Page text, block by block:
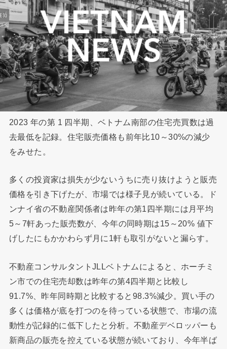
2023 年の第 1 四半期、ベトナム南部の住宅売買数は過
去最低を記録。住宅販売価格も前年比10～30%の減少
をみせた。
多くの投資家は損失が少ないうちに売り抜けようと販売
価格を引き下げたが、市場では様子見が続いている。ド
ンナイ省の不動産関係者は昨年の第1四半期には月平均
5～7軒あった販売数が、今年の同時期は15～20% 値下
げしたにもかかわらず月に1軒も取引がないと漏らす。
不動産コンサルタントJLLベトナムによると、ホーチミ
ン市での住宅売却数は昨年の第4四半期と比較し
91.7%、昨年同時期と比較すると98.3%減少。買い手の
多くは価格が底を打つのを待っている状態で、市場の流
動性が記録的に低下したと分析。不動産デベロッパーも
新商品の販売を控えている状態が続いており、今年半ば